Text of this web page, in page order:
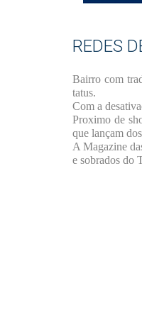
REDES
Bairro com
tatus.
Com a
Proximo de
que lançam
A Magazine
e sobrados do